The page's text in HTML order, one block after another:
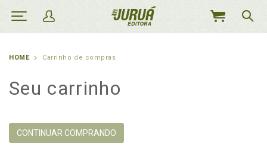
MEU
HOME Carrinho de compras
Seu carrinho
CONTINUAR COMPRANDO